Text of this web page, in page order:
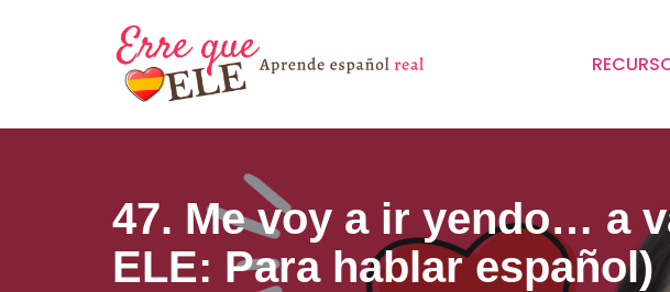
contenido
47. Me voy a ir yendo… a
ELE: Para hablar español)